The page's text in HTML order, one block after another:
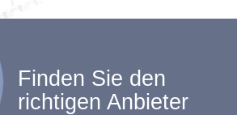
Finden Sie den
richtigen Anbieter